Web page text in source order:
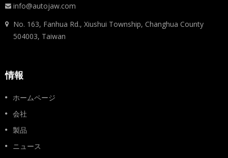
info@autojaw.com
No. 163, Fanhua Rd., Xiushui Township, Changhua County
504003, Taiwan
情報
ホームページ
会社
製品
ニュース